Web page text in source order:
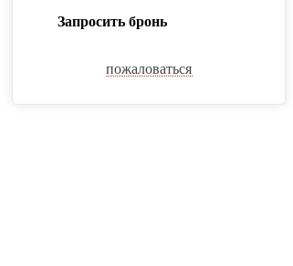
Запросить бронь
пожаловаться